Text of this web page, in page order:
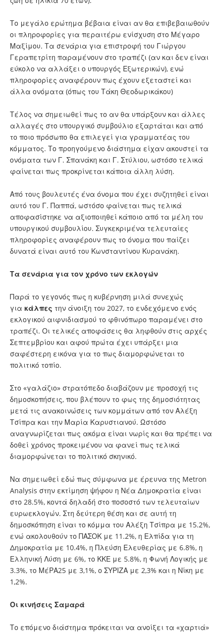
Το μεγάλο ερώτημα βέβαια είναι αν θα επιβεβαιωθούν
οι πληροφορίες για περαιτέρω ενίσχυση στο Μέγαρο
Μαξίμου. Τα σενάρια για επιστροφή του Γιώργου
Γεραπετρίτη παραμένουν στο τραπέζι (αν και δεν είναι
εύκολο να αλλάξει ο υπουργός Εξωτερικών), ενώ
πληροφορίες αναφέρουν πως έχουν εξεταστεί και
άλλα ονόματα (όπως του Τάκη Θεοδωρικάκου)
Τέλος να σημειωθεί πως το αν θα υπάρξουν και άλλες
αλλαγές στο υπουργικό συμβούλιο εξαρτάται και από
το ποιο πρόσωπο θα επιλεγεί για γραμματέας του
κόμματος. Το προηγούμενο διάστημα είχαν ακουστεί τα
ονόματα των Γ. Σπανάκη και Γ. Στύλιου, ωστόσο τελικά
φαίνεται πως προκρίνεται κάποια άλλη λύση.
Από τους βουλευτές ένα όνομα που έχει συζητηθεί είναι
αυτό του Γ. Παππά, ωστόσο φαίνεται πως τελικά
αποφασίστηκε να αξιοποιηθεί κάποιο από τα μέλη του
υπουργικού συμβουλίου. Συγκεκριμένα τελευταίες
πληροφορίες αναφέρουν πως το όνομα που παίζει
δυνατά είναι αυτό του Κωνσταντίνου Κυρανάκη.
Τα σενάρια για τον χρόνο των εκλογών
Παρά το γεγονός πως η κυβέρνηση μιλά συνεχώς
για κάλπες την άνοιξη του 2027, το ενδεχόμενο ενός
εκλογικού αιφνιδιασμού το φθινόπωρο παραμένει στο
τραπέζι. Οι τελικές αποφάσεις θα ληφθούν στις αρχές
Σεπτεμβρίου και αφού πρώτα έχει υπάρξει μια
σαφέστερη εικόνα για το πως διαμορφώνεται το
πολιτικό τοπίο.
Στο «γαλάζιο» στρατόπεδο διαβάζουν με προσοχή τις
δημοσκοπήσεις, που βλέπουν το φως της δημοσιότητας
μετά τις ανακοινώσεις των κομμάτων από τον Αλέξη
Τσίπρα και την Μαρία Καρυστιανού. Ωστόσο
αναγνωρίζεται πως ακόμα είναι νωρίς και θα πρέπει να
δοθεί χρόνος προκειμένου να φανεί πως τελικά
διαμορφώνεται το πολιτικό σκηνικό.
Να σημειωθεί εδώ πως σύμφωνα με έρευνα της Metron
Analysis στην εκτίμηση ψήφου η Νέα Δημοκρατία είναι
στο 28.5%, κοντά δηλαδή στο ποσοστό των τελευταίων
ευρωεκλογών. Στη δεύτερη θέση και σε αυτή τη
δημοσκόπηση είναι το κόμμα του Αλέξη Τσίπρα με 15.2%,
ενώ ακολουθούν το ΠΑΣΟΚ με 11.2%, η Ελπίδα για τη
Δημοκρατία με 10.4%, η Πλεύση Ελευθερίας με 6.8%, η
Ελληνική Λύση με 6%, το ΚΚΕ με 5.8%, η Φωνή Λογικής με
3.3%, το ΜέΡΑ25 με 3,1%, ο ΣΥΡΙΖΑ με 2,3% και η Νίκη με
1,2%.
Οι κινήσεις Σαμαρά
Το επόμενο διάστημα πρόκειται να ανοίξει τα «χαρτιά»